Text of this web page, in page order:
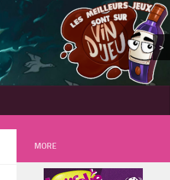
>
MORE